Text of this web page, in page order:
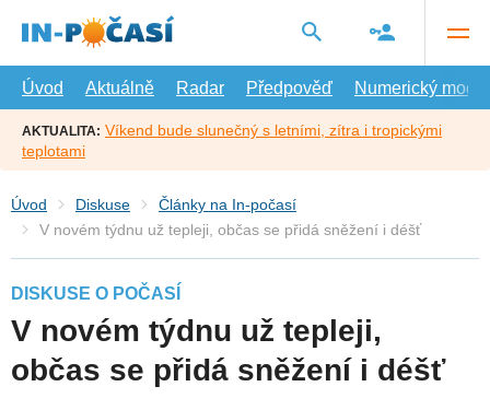
hlavní
Úvod
Aktuálně Radar Předpověď Numerický model
AKTUALITA: Víkend bude slunečný s letními, zítra i tropickými
teplotami
Úvod Diskuse
Články na In-počasí
V novém týdnu už tepleji, občas se přidá sněžení i déšť
DISKUSE O POČASÍ
V novém týdnu už tepleji,
občas se přidá sněžení i déšť